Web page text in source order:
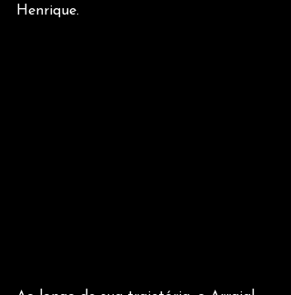
Henrique.